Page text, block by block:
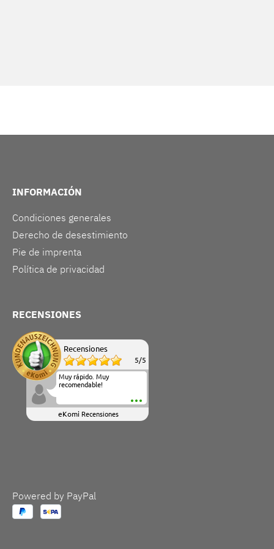
INFORMACIÓN
Condiciones generales
Derecho de desestimiento
Pie de imprenta
Política de privacidad
RECENSIONES
Recensiones
5/5
Muy rápido. Muy
recomendable!
eKomi Recensiones
Powered by PayPal